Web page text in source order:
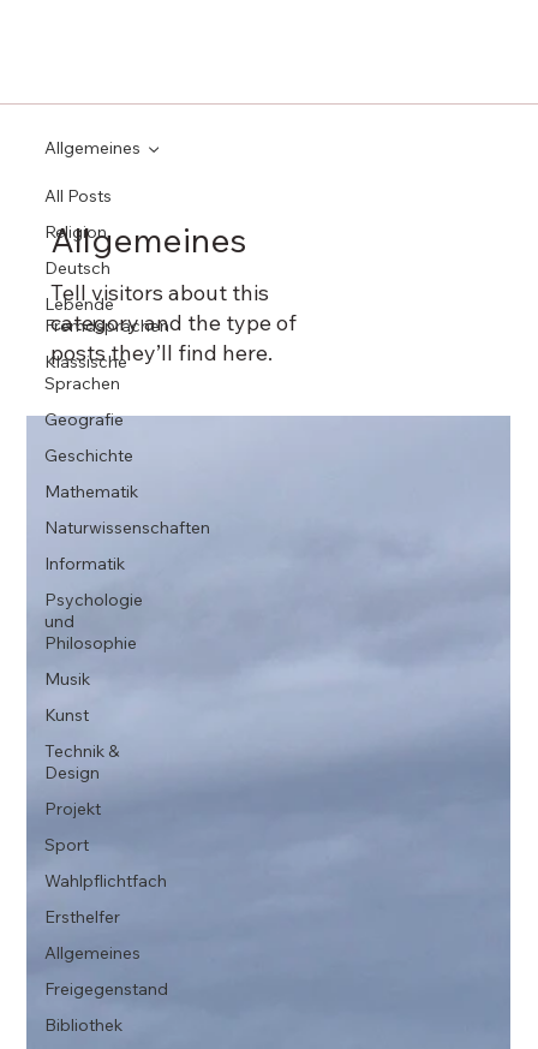
All Posts
Religion
Deutsch
Lebende
Fremdsprachen
Klassische
Sprachen
Geografie
Geschichte
Mathematik
Naturwissenschaften
Informatik
Psychologie
und
Philosophie
Musik
Kunst
Technik &
Design
Projekt
Sport
Wahlpflichtfach
Ersthelfer
Allgemeines
Freigegenstand
Bibliothek
Allgemeines
Allgemeines
Tell visitors about this
category and the type of
posts they’ll find here.